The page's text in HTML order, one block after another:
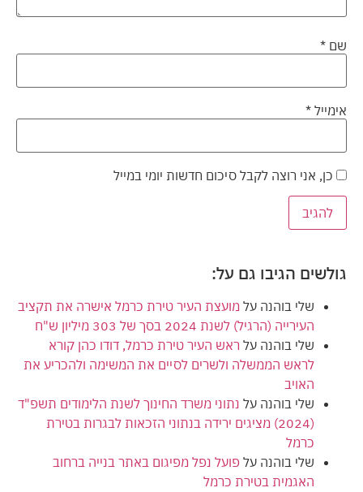
שם *
אימייל *
כן, אני רוצה לקבל סיכום חדשות יומי במייל
גולשים הגיבו גם על:
שלי בוהנה על מועצת העיר טירת כרמל אישרה את תקציב
העירייה (הרגיל) לשנת 2024 בסך של 303 מיליון ש"ח
שלי בוהנה על ראש העיר טירת כרמל, דודו כהן קורא
לראש הממשלה ולשרים לסיים את המשימה ולהכריע את
האויב
שלי בוהנה על נתוני משרד החינוך לשנת הלימודים תשפ"ד
(2024) מציגים ירידה בנתוני הזכאות לבגרות בטירת
כרמל
שלי בוהנה על פועל נפל מפיגום באתר בנייה ברחוב
האגמית בטירת כרמל